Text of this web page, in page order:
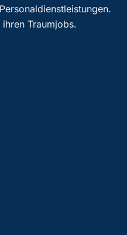
Traumjobs.